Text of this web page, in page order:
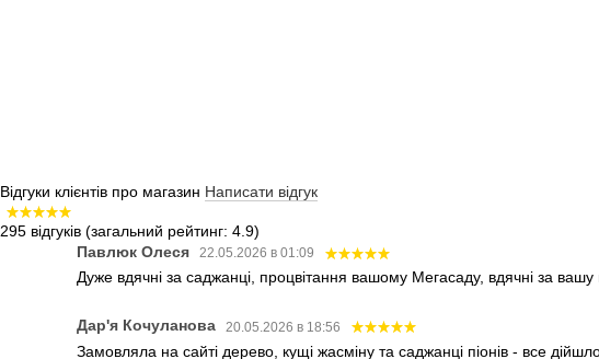
Відгуки клієнтів про магазин Написати відгук
295 відгуків (загальний рейтинг: 4.9)
Павлюк Олеся
22.05.2026 в 01:09
Дуже вдячні за саджанці, процвітання вашому Мегасаду, вдячні за
Дар'я Кочуланова 20.05.2026 в 18:56
Замовляла на сайті дерево, кущі жасміну та саджанці піонів - все